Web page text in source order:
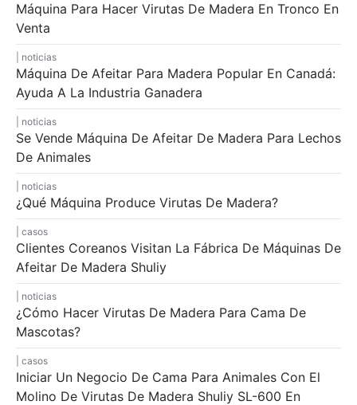
Máquina Para Hacer Virutas De Madera En Tronco En
Venta
noticias
Máquina De Afeitar Para Madera Popular En Canadá:
Ayuda A La Industria Ganadera
noticias
Se Vende Máquina De Afeitar De Madera Para Lechos
De Animales
noticias
¿Qué Máquina Produce Virutas De Madera?
casos
Clientes Coreanos Visitan La Fábrica De Máquinas De
Afeitar De Madera Shuliy
noticias
¿Cómo Hacer Virutas De Madera Para Cama De
Mascotas?
casos
Iniciar Un Negocio De Cama Para Animales Con El
Molino De Virutas De Madera Shuliy SL-600 En